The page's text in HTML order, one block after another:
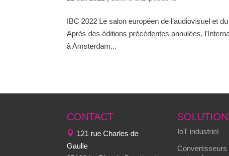
IBC 2022 Le salon européen de l’audiovisuel et
Après des éditions précédentes annulées,
à Amsterdam...
CONTACT
121 rue Charles de
Gaulle
IoT industriel
Convertisseurs